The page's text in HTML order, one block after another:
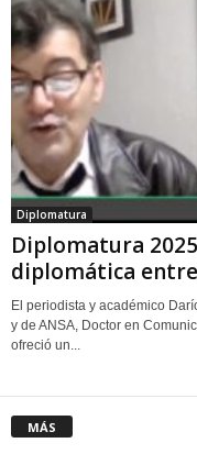
Diplomatura
Diplomatura
diplomática entre
El periodista y académico
y de ANSA, Doctor en
ofreció un...
MÁS